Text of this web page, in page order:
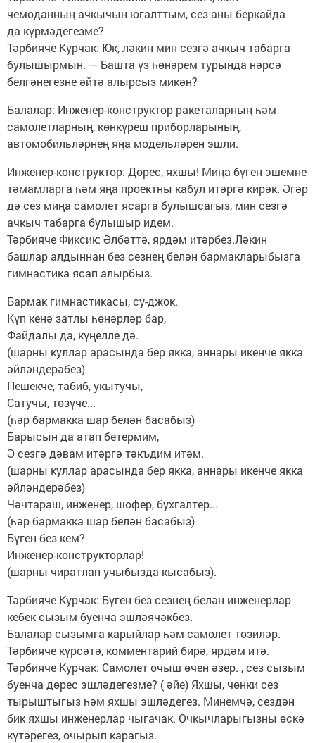
чемоданның ачкычын югалттым, сез аны беркайда
да күрмәдегезме?
Тәрбияче Курчак: Юк, ләкин мин сезгә ачкыч табарга
булышырмын. — Башта үз һөнәрем турында нәрсә
белгәнегезне әйтә алырсыз микән?
Балалар: Инженер-конструктор ракеталарның һәм
самолетларның, көнкүреш приборларының,
автомобильләрнең яңа модельләрен эшли.
Инженер-конструктор: Дөрес, яхшы! Миңа бүген эшемне
тәмамларга һәм яңа проектны кабул итәргә кирәк. Әгәр
дә сез миңа самолет ясарга булышсагыз, мин сезгә
ачкыч табарга булышыр идем.
Тәрбияче Фиксик: Әлбәттә, ярдәм итәрбез.Ләкин
башлар алдыннан без сезнең белән бармакларыбызга
гимнастика ясап алырбыз.
Бармак гимнастикасы, су-джок.
Күп кенә затлы һөнәрләр бар,
Файдалы да, күңелле дә.
(шарны куллар арасында бер якка, аннары икенче якка
әйләндерәбез)
Пешекче, табиб, укытучы,
Сатучы, төзүче...
(һәр бармакка шар белән басабыз)
Барысын да атап бетермим,
Ә сезгә дәвам итәргә тәкъдим итәм.
(шарны куллар арасында бер якка, аннары икенче якка
әйләндерәбез)
Чәчтараш, инженер, шофер, бухгалтер...
(һәр бармакка шар белән басабыз)
Бүген без кем?
Инженер-конструкторлар!
(шарны чиратлап учыбызда кысабыз).
Тәрбияче Курчак: Бүген без сезнең белән инженерлар
кебек сызым буенча эшләячәкбез.
Балалар сызымга карыйлар һәм самолет төзиләр.
Тәрбияче күрсәтә, комментарий бирә, ярдәм итә.
Тәрбияче Курчак: Самолет очыш өчен әзер. , сез сызым
буенча дөрес эшләдегезме? ( әйе) Яхшы, чөнки сез
тырыштыгыз һәм яхшы эшләдегез. Минемчә, сездән
бик яхшы инженерлар чыгачак. Очкычларыгызны өскә
күтәрегез, очырып карагыз.